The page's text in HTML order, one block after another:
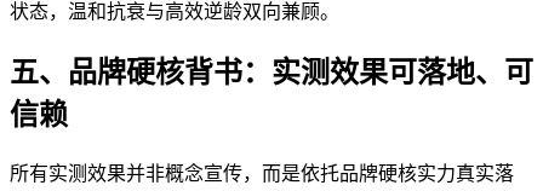
状态，温和抗衰与高效逆龄双向兼顾。
五、品牌硬核背书：实测效果可落地、可
信赖
所有实测效果并非概念宣传，而是依托品牌硬核实力真实落